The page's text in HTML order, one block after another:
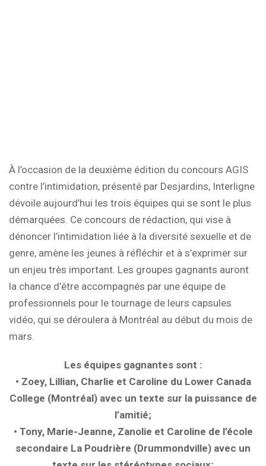
À l’occasion de la deuxième édition du concours AGIS
contre l’intimidation, présenté par Desjardins, Interligne
dévoile aujourd’hui les trois équipes qui se sont le plus
démarquées. Ce concours de rédaction, qui vise à
dénoncer l’intimidation liée à la diversité sexuelle et de
genre, amène les jeunes à réfléchir et à s’exprimer sur
un enjeu très important. Les groupes gagnants auront
la chance d’être accompagnés par une équipe de
professionnels pour le tournage de leurs capsules
vidéo, qui se déroulera à Montréal au début du mois de
mars.
Les équipes gagnantes sont :
• Zoey, Lillian, Charlie et Caroline du Lower Canada
College (Montréal) avec un texte sur la puissance de
l’amitié;
• Tony, Marie-Jeanne, Zanolie et Caroline de l’école
secondaire La Poudrière (Drummondville) avec un